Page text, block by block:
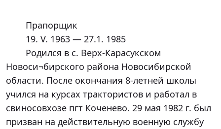
Новоси¬бирского района Новосибирской
области. После окончания 8-летней школы
учился на курсах трактористов и работал в
свиносовхозе пгт Коченево. 29 мая 1982 г. был
призван на действительную военную службу